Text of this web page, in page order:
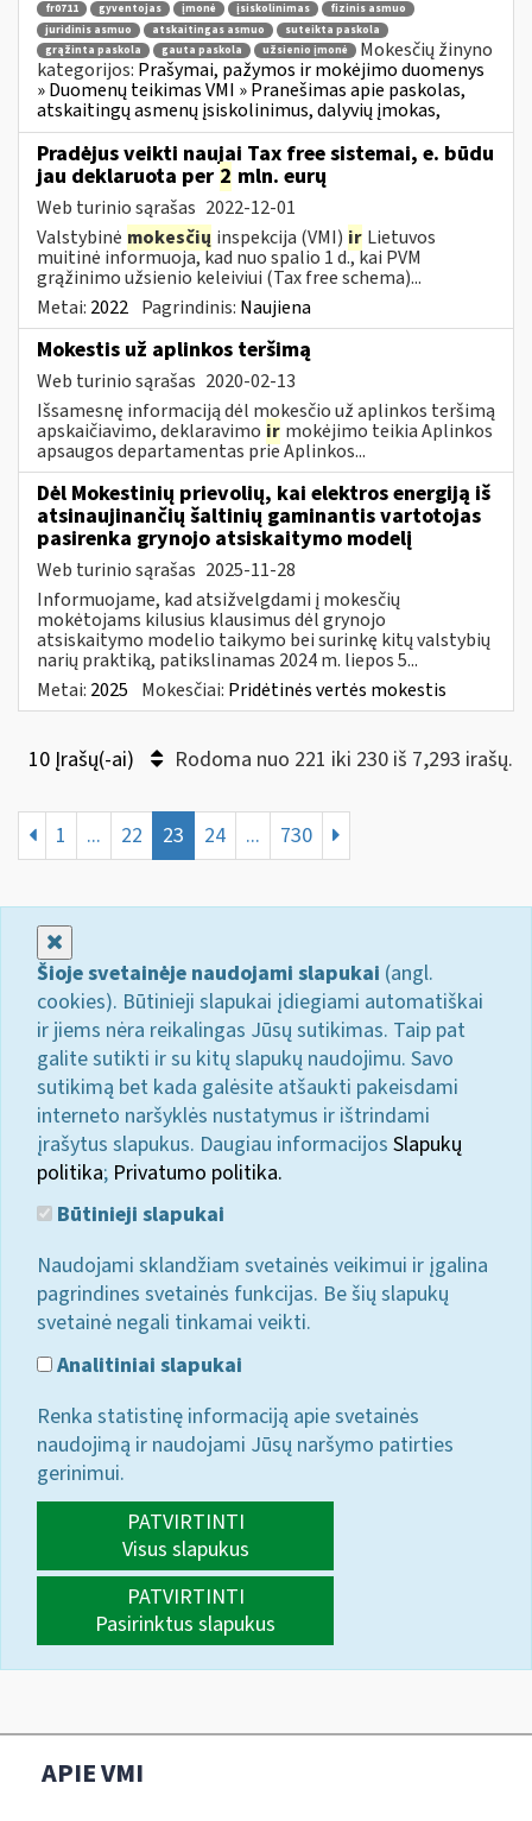
fr0711 gyventojas įmonė įsiskolinimas
fizinis asmuo
juridinis asmuo
atskaitingas asmuo
suteikta paskola
grąžinta paskola
gauta paskola užsienio įmonė
Mokesčių žinyno
kategorijos: Prašymai, pažymos ir mokėjimo duomenys
» Duomenų teikimas VMI » Pranešimas apie paskolas,
atskaitingų asmenų įsiskolinimus, dalyvių įmokas,
Pradėjus veikti naujai Tax free sistemai, e. būdu
jau deklaruota per 2 mln. eurų
Web turinio sąrašas 2022-12-01
Valstybinė mokesčių inspekcija (VMI) ir Lietuvos
muitinė informuoja, kad nuo spalio 1 d., kai PVM
grąžinimo užsienio keleiviui (Tax free schema)...
Metai: 2022 Pagrindinis: Naujiena
Mokestis už aplinkos teršimą
Web turinio sąrašas 2020-02-13
Išsamesnę informaciją dėl mokesčio už aplinkos teršimą
apskaičiavimo, deklaravimo ir mokėjimo teikia Aplinkos
apsaugos departamentas prie Aplinkos...
Dėl Mokestinių prievolių, kai elektros energiją iš
atsinaujinančių šaltinių gaminantis vartotojas
pasirenka grynojo atsiskaitymo modelį
Web turinio sąrašas 2025-11-28
Informuojame, kad atsižvelgdami į mokesčių
mokėtojams kilusius klausimus dėl grynojo
atsiskaitymo modelio taikymo bei surinkę kitų valstybių
narių praktiką, patikslinamas 2024 m. liepos 5...
Metai: 2025 Mokesčiai: Pridėtinės vertės mokestis
10 Įrašų(-ai) Rodoma nuo 221 iki 230 iš 7,293 irašų.
1 ... 22 23 24 ... 730
Šioje svetainėje naudojami slapukai (angl.
cookies). Būtinieji slapukai įdiegiami automatiškai
ir jiems nėra reikalingas Jūsų sutikimas. Taip pat
galite sutikti ir su kitų slapukų naudojimu. Savo
sutikimą bet kada galėsite atšaukti pakeisdami
interneto naršyklės nustatymus ir ištrindami
įrašytus slapukus. Daugiau informacijos Slapukų
politika; Privatumo politika.
Būtinieji slapukai
Naudojami sklandžiam svetainės veikimui ir įgalina
pagrindines svetainės funkcijas. Be šių slapukų
svetainė negali tinkamai veikti.
Analitiniai slapukai
Renka statistinę informaciją apie svetainės
naudojimą ir naudojami Jūsų naršymo patirties
gerinimui.
PATVIRTINTI
Visus slapukus
PATVIRTINTI
Pasirinktus slapukus
APIE VMI